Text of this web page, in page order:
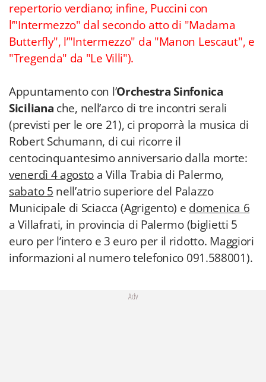
repertorio verdiano; infine, Puccini con
l’"Intermezzo" dal secondo atto di "Madama
Butterfly", l’"Intermezzo" da "Manon Lescaut", e
"Tregenda" da "Le Villi").
Appuntamento con l’Orchestra Sinfonica
Siciliana che, nell’arco di tre incontri serali
(previsti per le ore 21), ci proporrà la musica di
Robert Schumann, di cui ricorre il
centocinquantesimo anniversario dalla morte:
venerdì 4 agosto a Villa Trabia di Palermo,
sabato 5 nell’atrio superiore del Palazzo
Municipale di Sciacca (Agrigento) e domenica 6
a Villafrati, in provincia di Palermo (biglietti 5
euro per l’intero e 3 euro per il ridotto. Maggiori
informazioni al numero telefonico 091.588001).
Adv